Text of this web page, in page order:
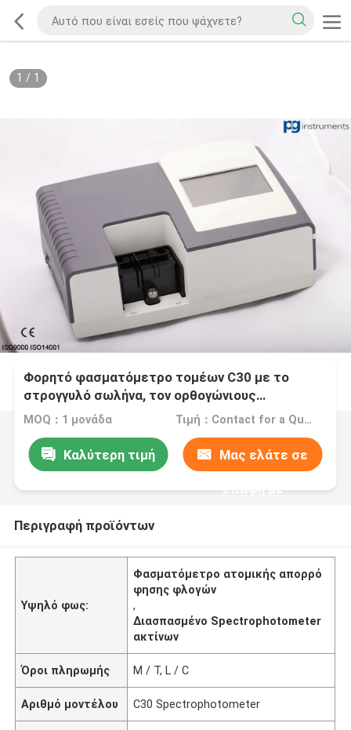
1 / 1
Φορητό φασματόμετρο τομέων C30 με το
στρογγυλό σωλήνα, τον ορθογώνιους
δοκιμαστικό σωλήνα & τη οπτική ίνα
MOQ：1 μονάδα Τιμή：Contact for a Quote
Καλύτερη τιμή Μας ελάτε σε
επαφή με
Περιγραφή προϊόντων
Υψηλό φως:
Φασματόμετρο ατομικής απορρό
φησης φλογών
,
Διασπασμένο Spectrophotometer
ακτίνων
Όροι πληρωμής Μ / Τ, L / C
Αριθμό μοντέλου C30 Spectrophotometer